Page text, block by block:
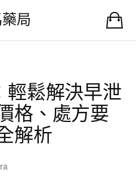
局
輕鬆解決早泄
格、處方要
解析